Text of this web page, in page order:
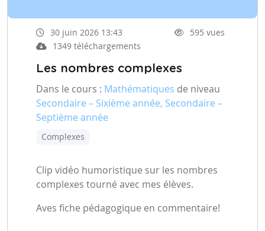
30 juin 2026 13:43
595 vues
1349 téléchargements
Les nombres complexes
Dans le cours : Mathématiques de niveau
Secondaire – Sixième année, Secondaire –
Septième année
Complexes
Clip vidéo humoristique sur les nombres
complexes tourné avec mes élèves.
Aves fiche pédagogique en commentaire!